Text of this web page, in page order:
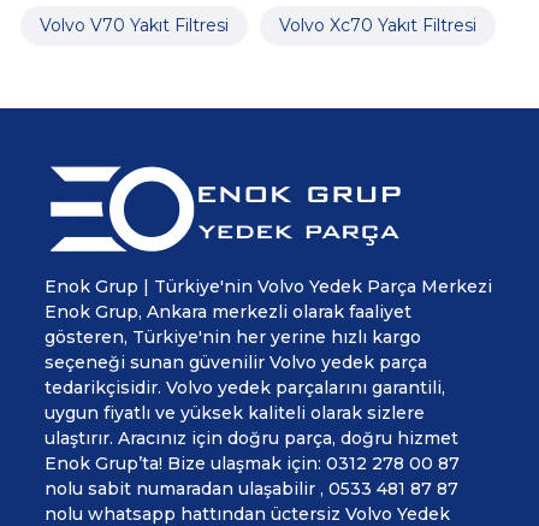
Volvo V70 Yakıt Filtresi Volvo Xc70 Yakıt Filtresi
Enok Grup | Türkiye'nin Volvo Yedek Parça Merkezi
Enok Grup, Ankara merkezli olarak faaliyet
gösteren, Türkiye'nin her yerine hızlı kargo
seçeneği sunan güvenilir Volvo yedek parça
tedarikçisidir. Volvo yedek parçalarını garantili,
uygun fiyatlı ve yüksek kaliteli olarak sizlere
ulaştırır. Aracınız için doğru parça, doğru hizmet
Enok Grup’ta! Bize ulaşmak için: 0312 278 00 87
nolu sabit numaradan ulaşabilir , 0533 481 87 87
nolu whatsapp hattından üctersiz Volvo Yedek